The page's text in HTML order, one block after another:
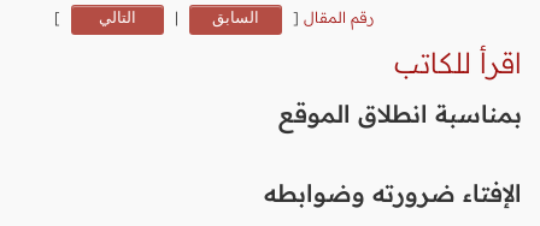
رقم المقال [ السابق | التالي ]
اقرأ للكاتب
بمناسبة انطلاق الموقع
الإفتاء ضرورته وضوابطه